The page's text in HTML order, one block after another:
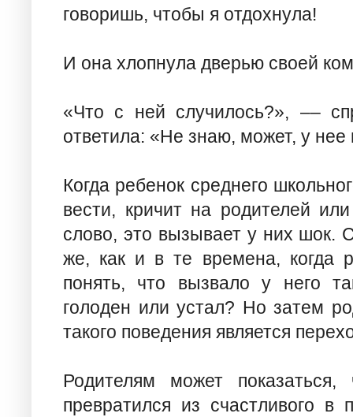
говоришь, чтобы я отдохнула!
И она хлопнула дверью своей
«Что с ней случилось?», ––
ответила: «Не знаю, может, у нее
Когда ребенок среднего
вести, кричит на родителей
слово, это вызывает у них шок.
же, как и в те времена, когда
понять, что вызвало у него
голоден или устал? Но затем
такого поведения является
Родителям может
превратился из счастливого